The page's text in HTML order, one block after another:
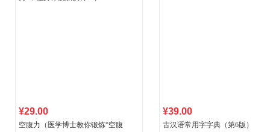
¥29.00
空腹力（医学博士教你锻炼“空腹
¥39.00
古汉语常用字字典（第6版）